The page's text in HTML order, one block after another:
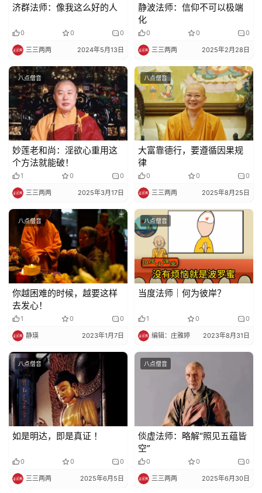
济群法师：像我这么好的人
0 0 0
三三两两 2024年5月13日
静波法师：信仰不可以极端
化
0 0 0
三三两两 2025年2月28日
八点僧音
妙莲老和尚：淫欲心重用这
个方法就能破！
1 0 0
三三两两 2025年3月17日
八点僧音
大富靠德行，要遵循因果规
律
0 0 0
三三两两 2025年8月25日
八点僧音
你越困难的时候，越要这样
去发心！
1 0 0
静瑛 2023年1月7日
八点僧音
当度法师｜何为彼岸？
1 0 0
编辑：庄雅婷 2023年8月31日
八点僧音
如是明达，即是真证 ！
0 0 0
三三两两 2025年6月5日
八点僧音
倓虚法师：略解“照见五蕴皆
空”
0 0 0
三三两两 2025年6月30日